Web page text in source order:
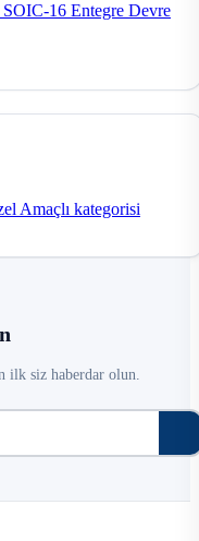
16 Entegre Devre
Amaçlı kategorisi
ilk siz haberdar olun.